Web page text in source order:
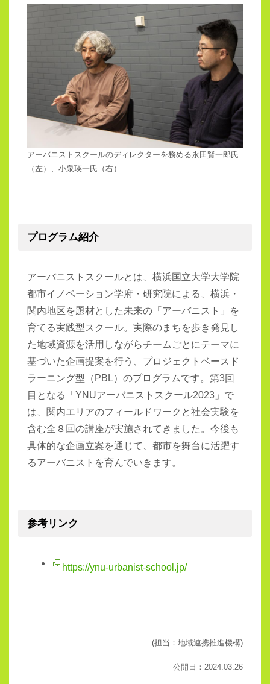
アーバニストスクールのディレクターを務める永田賢一郎氏
（左）、小泉瑛一氏（右）
プログラム紹介
アーバニストスクールとは、横浜国立大学大学院
都市イノベーション学府・研究院による、横浜・
関内地区を題材とした未来の「アーバニスト」を
育てる実践型スクール。実際のまちを歩き発見し
た地域資源を活用しながらチームごとにテーマに
基づいた企画提案を行う、プロジェクトベースド
ラーニング型（PBL）のプログラムです。第3回
目となる「YNUアーバニストスクール2023」で
は、関内エリアのフィールドワークと社会実験を
含む全８回の講座が実施されてきました。今後も
具体的な企画立案を通じて、都市を舞台に活躍す
るアーバニストを育んでいきます。
参考リンク
https://ynu-urbanist-school.jp/
(担当：地域連携推進機構)
公開日：2024.03.26